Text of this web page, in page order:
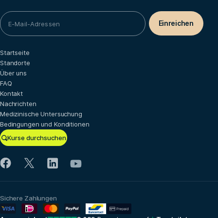
Kurse durchsuchen
Startseite
Standorte
Über uns
FAQ
Kontakt
Nachrichten
Medizinische Untersuchung
Bedingungen und Konditionen
Sichere Zahlungen